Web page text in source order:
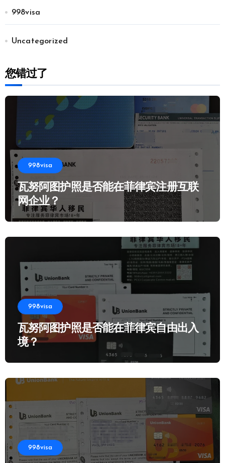
998visa
Uncategorized
您错过了
998visa
瓦努阿图护照是否能在菲律宾注册互联
网企业？
998visa
瓦努阿图护照是否能在菲律宾自由出入
境？
998visa